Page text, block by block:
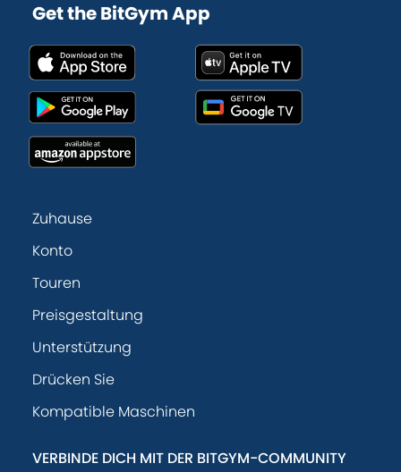
Get the BitGym App
Zuhause
Konto
Touren
Preisgestaltung
Unterstützung
Drücken Sie
Kompatible Maschinen
VERBINDE DICH MIT DER BITGYM-COMMUNITY